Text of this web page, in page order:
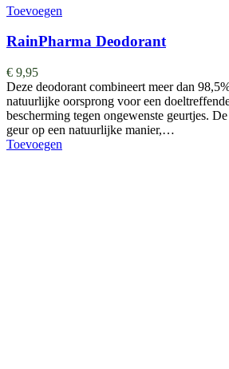
Toevoegen
RainPharma Deodorant
€ 9,95
Deze deodorant combineert meer dan
natuurlijke oorsprong voor een
bescherming tegen ongewenste geurtjes.
geur op een natuurlijke manier,…
Toevoegen